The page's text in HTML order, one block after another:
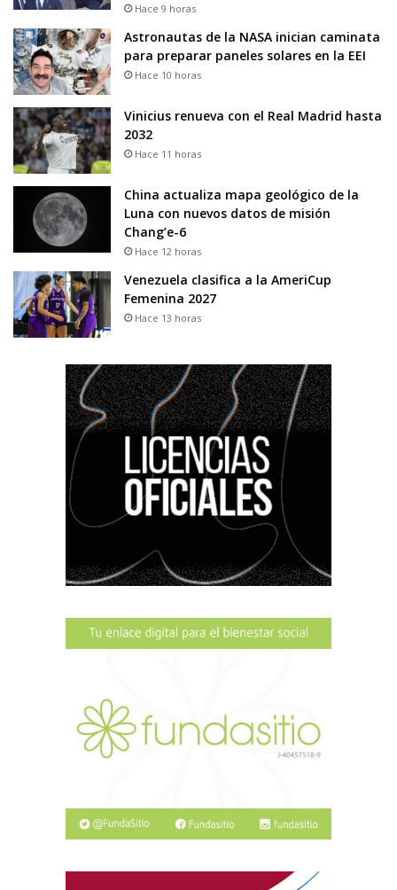
Hace 9 horas
Astronautas de la NASA inician caminata
para preparar paneles solares en la EEI
Hace 10 horas
Vinicius renueva con el Real Madrid hasta
2032
Hace 11 horas
China actualiza mapa geológico de la
Luna con nuevos datos de misión
Chang’e-6
Hace 12 horas
Venezuela clasifica a la AmeriCup
Femenina 2027
Hace 13 horas